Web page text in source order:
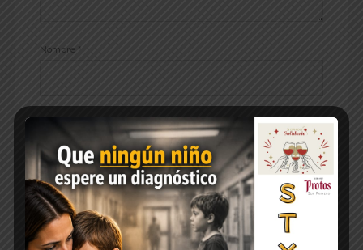
Nombre *
Correo electrónico*
Web